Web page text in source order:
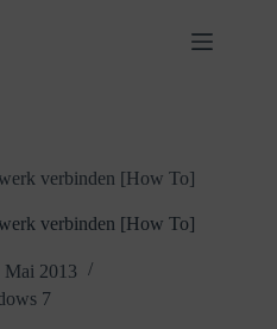
verbinden [How To]
verbinden [How To]
Mai 2013
7